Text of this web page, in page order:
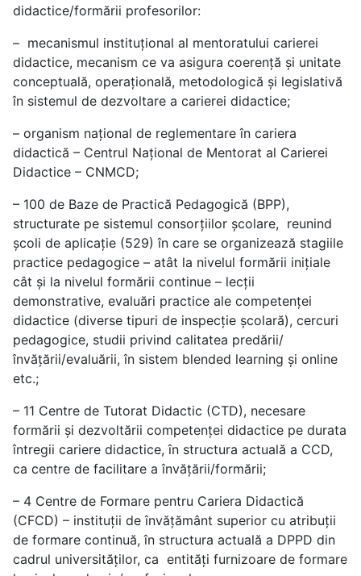
didactice/formării profesorilor:
– mecanismul instituțional al mentoratului carierei
didactice, mecanism ce va asigura coerență și unitate
conceptuală, operațională, metodologică și legislativă
în sistemul de dezvoltare a carierei didactice;
– organism național de reglementare în cariera
didactică – Centrul Național de Mentorat al Carierei
Didactice – CNMCD;
– 100 de Baze de Practică Pedagogică (BPP),
structurate pe sistemul consorțiilor școlare, reunind
școli de aplicație (529) în care se organizează stagiile
practice pedagogice – atât la nivelul formării inițiale
cât și la nivelul formării continue – lecții
demonstrative, evaluări practice ale competenței
didactice (diverse tipuri de inspecție școlară), cercuri
pedagogice, studii privind calitatea predării/
învățării/evaluării, în sistem blended learning și online
etc.;
– 11 Centre de Tutorat Didactic (CTD), necesare
formării și dezvoltării competenței didactice pe durata
întregii cariere didactice, în structura actuală a CCD,
ca centre de facilitare a învățării/formării;
– 4 Centre de Formare pentru Cariera Didactică
(CFCD) – instituții de învățământ superior cu atribuții
de formare continuă, în structura actuală a DPPD din
cadrul universităților, ca entități furnizoare de formare